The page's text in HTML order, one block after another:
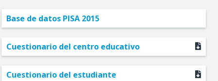
Base de datos PISA 2015
Cuestionario del centro educativo
Cuestionario del estudiante